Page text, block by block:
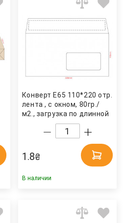
Конверт E65 110*220 отр.
лента , с окном, 80гр./
м2., загрузка по длинной
стороне, бел. Optimail
1.8₴
В наличии